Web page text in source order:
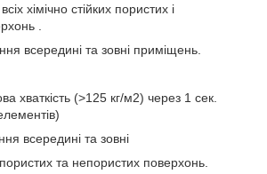
хімічно стійких пористих і
.
всередині та зовні приміщень.
хваткість (>125 кг/м2) через 1 сек.
всередині та зовні
та непористих поверхонь.